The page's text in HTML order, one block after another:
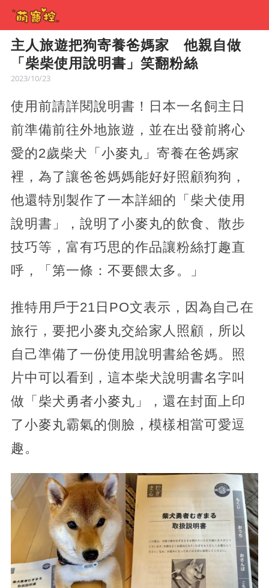
主人旅遊把狗寄養爸媽家 他親自做
「柴柴使用說明書」笑翻粉絲
2023/10/23
使用前請詳閱說明書！日本一名飼主日
前準備前往外地旅遊，並在出發前將心
愛的2歲柴犬「小麥丸」寄養在爸媽家
裡，為了讓爸爸媽媽能好好照顧狗狗，
他還特別製作了一本詳細的「柴犬使用
說明書」，說明了小麥丸的飲食、散步
技巧等，富有巧思的作品讓粉絲打趣直
呼，「第一條：不要餵太多。」
推特用戶于21日PO文表示，因為自己在
旅行，要把小麥丸交給家人照顧，所以
自己準備了一份使用說明書給爸媽。照
片中可以看到，這本柴犬說明書名字叫
做「柴犬勇者小麥丸」，還在封面上印
了小麥丸霸氣的側臉，模樣相當可愛逗
趣。